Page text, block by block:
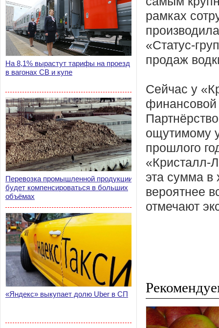
На 8,1% вырастут тарифы на проезд
в вагонах СВ и купе
Перевозка промышленной продукции
будет компенсироваться в больших
объёмах
«Яндекс» выкупает долю Uber в СП
рамках
«Статус-
продаж
Сейчас у
финансовой
ощутимому
прошлого
«Кристалл-
эта сумма в
вероятнее
отмечают